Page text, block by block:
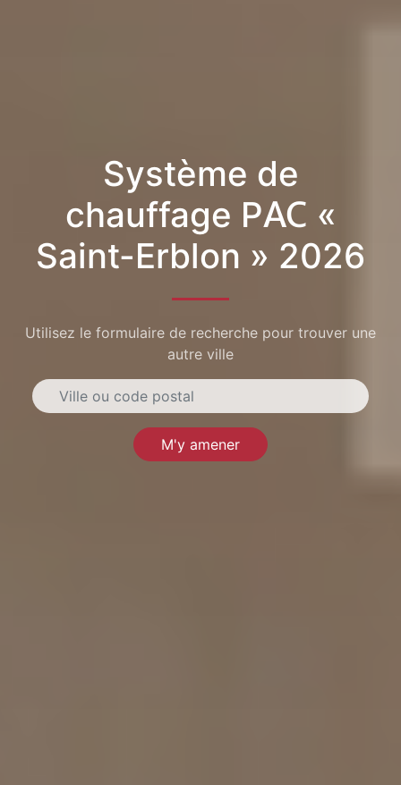
Système de
chauffage PAC «
Saint-Erblon » 2026
Utilisez le formulaire de recherche pour trouver une
autre ville
M'y amener